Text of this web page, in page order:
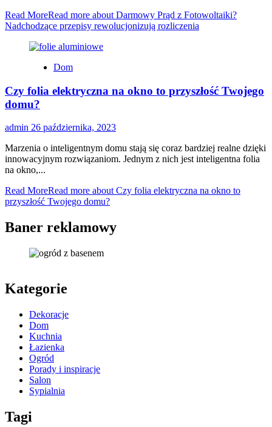
Read MoreRead more about Darmowy Prąd z Fotowoltaiki?
Nadchodzące przepisy rewolucjonizują rozliczenia
Dom
Czy folia elektryczna na okno to przyszłość Twojego
domu?
admin 26 października, 2023
Marzenia o inteligentnym domu stają się coraz bardziej realne dzięki
innowacyjnym rozwiązaniom. Jednym z nich jest inteligentna folia
na okno,...
Read MoreRead more about Czy folia elektryczna na okno to
przyszłość Twojego domu?
Baner reklamowy
Kategorie
Dekoracje
Dom
Kuchnia
Łazienka
Ogród
Porady i inspiracje
Salon
Sypialnia
Tagi